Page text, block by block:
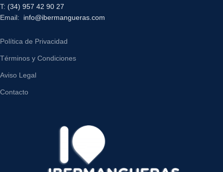
T: (34) 957 42 90 27
Email: info@ibermangueras.com
Política de Privacidad
Términos y Condiciones
Aviso Legal
Contacto